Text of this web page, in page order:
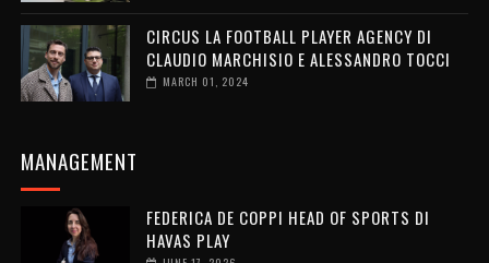
CIRCUS LA FOOTBALL PLAYER AGENCY DI
CLAUDIO MARCHISIO E ALESSANDRO TOCCI
MARCH 01, 2024
MANAGEMENT
FEDERICA DE COPPI HEAD OF SPORTS DI
HAVAS PLAY